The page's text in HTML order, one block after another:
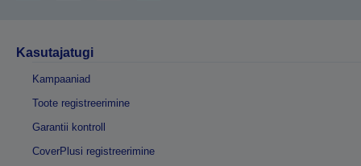
Kasutajatugi
Kampaaniad
Toote registreerimine
Garantii kontroll
CoverPlusi registreerimine